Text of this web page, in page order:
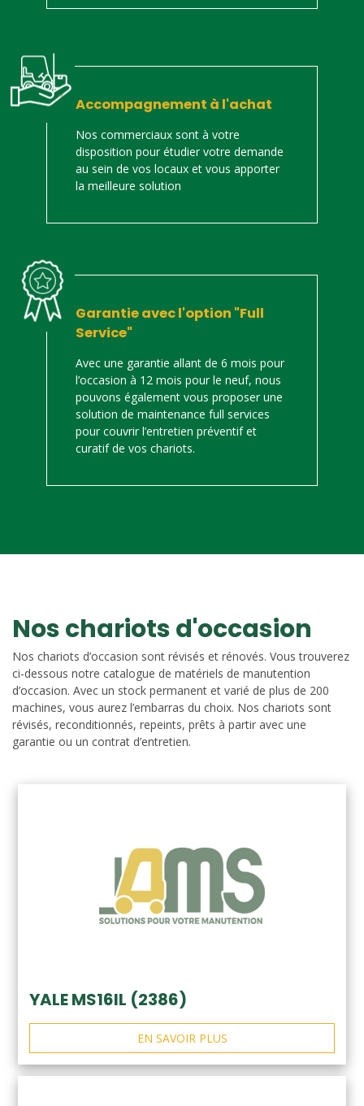
Accompagnement à l'achat
Nos commerciaux sont à votre
disposition pour étudier votre demande
au sein de vos locaux et vous apporter
la meilleure solution
Garantie avec l'option "Full
Service"
Avec une garantie allant de 6 mois pour
l’occasion à 12 mois pour le neuf, nous
pouvons également vous proposer une
solution de maintenance full services
pour couvrir l’entretien préventif et
curatif de vos chariots.
Nos chariots d'occasion
Nos chariots d’occasion sont révisés et rénovés. Vous trouverez
ci-dessous notre catalogue de matériels de manutention
d’occasion. Avec un stock permanent et varié de plus de 200
machines, vous aurez l’embarras du choix. Nos chariots sont
révisés, reconditionnés, repeints, prêts à partir avec une
garantie ou un contrat d’entretien.
YALE MS16IL (2386)
EN SAVOIR PLUS